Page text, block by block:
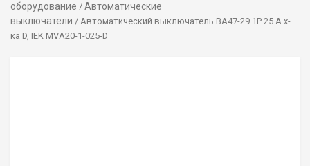
оборудование / Автоматические
выключатели / Автоматический выключатель ВА47-29 1P 25 А х-
ка D, IEK MVA20-1-025-D